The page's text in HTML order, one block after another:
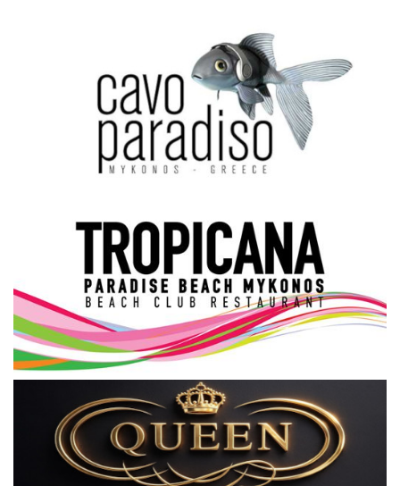
Science & Tech
Σεβασμιώτατος Δωρόθεος Β’
Cost Of Living Crisis
Opinion + Analysis
L’Art des Sens
All News
Local Elections 2023